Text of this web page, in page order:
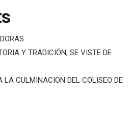
Y TRADICIÓN, SE VISTE DE
LA CULMINACION DEL COLISEO DE